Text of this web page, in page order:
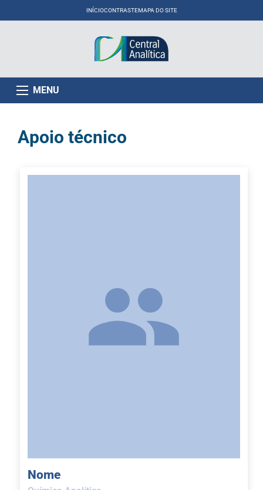
INÍCIOCONTRASTEMAPA DO SITE
MENU
Apoio técnico
Nome